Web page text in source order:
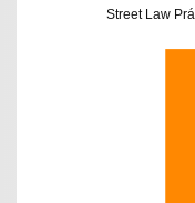
Street Law